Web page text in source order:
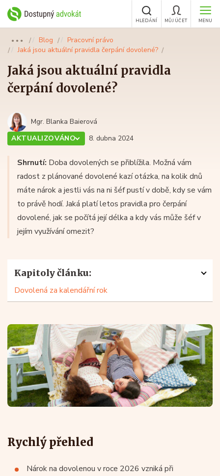
MENU
MŮJ ÚČET
HLEDÁNÍ
●●● Blog
Pracovní právo
Jaká jsou aktuální pravidla čerpání dovolené?
Jaká jsou aktuální pravidla
čerpání dovolené?
Mgr. Blanka Baierová
AKTUALIZOVÁNO
8. dubna 2024
Shrnutí: Doba dovolených se přiblížila. Možná vám
radost z plánované dovolené kazí otázka, na kolik dnů
máte nárok a jestli vás na ni šéf pustí v době, kdy se vám
to právě hodí. Jaká platí letos pravidla pro čerpání
dovolené, jak se počítá její délka a kdy vás může šéf v
jejím využívání omezit?
Kapitoly článku:
Dovolená za kalendářní rok
Rychlý přehled
Nárok na dovolenou v roce 2026 vzniká při